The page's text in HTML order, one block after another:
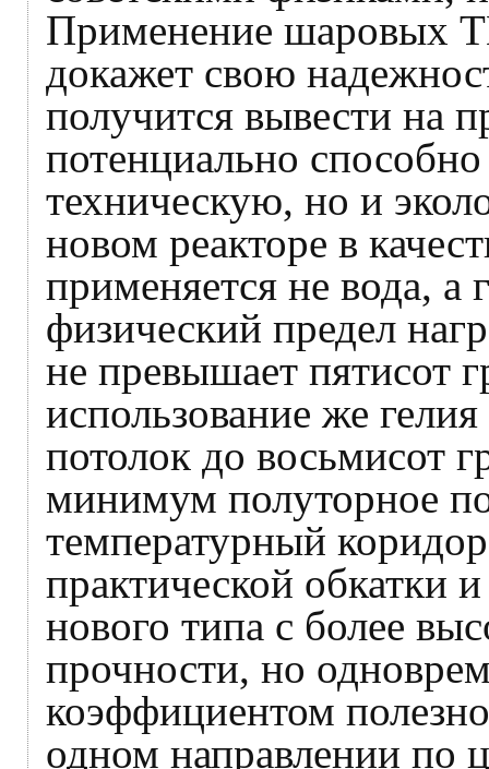
Применение шаровых
докажет свою
получится вывести
потенциально
техническую, но и
новом реакторе в
применяется не вода,
физический предел
не превышает пятисот
использование же
потолок до восьмисот
минимум полуторное
температурный
практической обкатки
нового типа с более
прочности, но
коэффициентом
одном направлении по